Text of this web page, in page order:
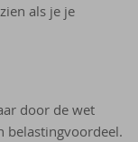
als je je
door de wet
belastingvoordeel.